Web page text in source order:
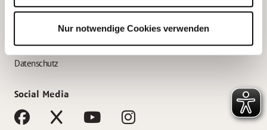
Nur notwendige Cookies verwenden
AWO Gliederungen nach Bundesland
Impressum
Datenschutz
Social Media